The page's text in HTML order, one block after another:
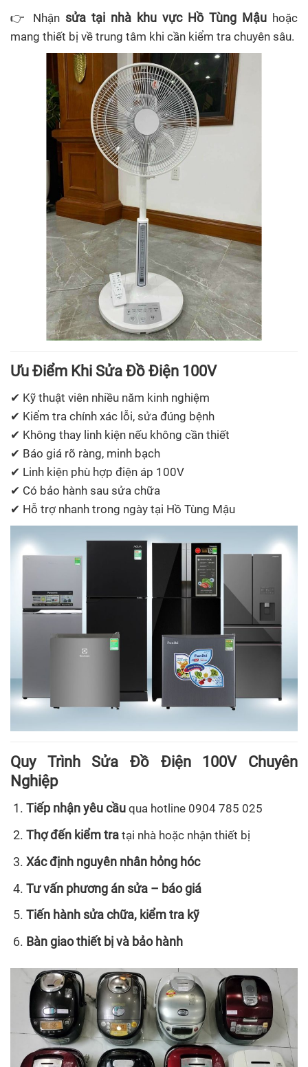
👉 Nhận sửa tại nhà khu vực Hồ Tùng Mậu hoặc
mang thiết bị về trung tâm khi cần kiểm tra chuyên sâu.
Ưu Điểm Khi Sửa Đồ Điện 100V
✔ Kỹ thuật viên nhiều năm kinh nghiệm
✔ Kiểm tra chính xác lỗi, sửa đúng bệnh
✔ Không thay linh kiện nếu không cần thiết
✔ Báo giá rõ ràng, minh bạch
✔ Linh kiện phù hợp điện áp 100V
✔ Có bảo hành sau sửa chữa
✔ Hỗ trợ nhanh trong ngày tại Hồ Tùng Mậu
Quy Trình Sửa Đồ Điện 100V Chuyên
Nghiệp
Tiếp nhận yêu cầu qua hotline 0904 785 025
Thợ đến kiểm tra tại nhà hoặc nhận thiết bị
Xác định nguyên nhân hỏng hóc
Tư vấn phương án sửa – báo giá
Tiến hành sửa chữa, kiểm tra kỹ
Bàn giao thiết bị và bảo hành